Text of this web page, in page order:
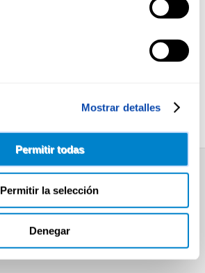
Mostrar detalles
Permitir todas
Permitir la selección
Denegar